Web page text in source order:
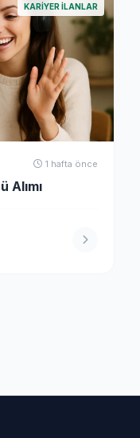
KARIYER ILANLAR
1 hafta önce